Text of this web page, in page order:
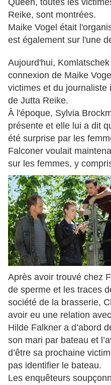
Queen, toutes les
Reike, sont montrées.
Maike Vogel était
est également sur l'une
Aujourd'hui,
connexion de Maike
victimes et du journaliste
de Jutta Reike.
À l'époque, Sylvia
présente et elle lui a dit
été surprise par les
Falconer voulait
sur les femmes, y
Après avoir trouvé chez
de sperme et les traces
société de la brasserie,
avoir eu une relation
Hilde Falkner a d’abord
son mari par bateau et
d’être sa prochaine
pas identifier le bateau.
Les enquêteurs